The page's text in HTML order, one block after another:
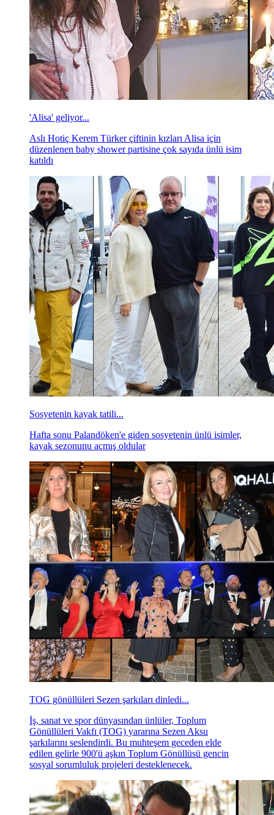
'Alisa' geliyor...
Aslı Hotiç Kerem Türker çiftinin kızları Alisa için
düzenlenen baby shower partisine çok sayıda ünlü isim
katıldı
Sosyetenin kayak tatili...
Hafta sonu Palandöken'e giden sosyetenin ünlü isimler,
kayak sezonunu açmış oldular
TOG gönüllüleri Sezen şarkıları dinledi...
İş, sanat ve spor dünyasından ünlüler, Toplum
Gönüllüleri Vakfı (TOG) yararına Sezen Aksu
şarkılarını seslendirdi. Bu muhteşem geceden elde
edilen gelirle 900'ü aşkın Toplum Gönüllüsü gencin
sosyal sorumluluk projeleri desteklenecek.